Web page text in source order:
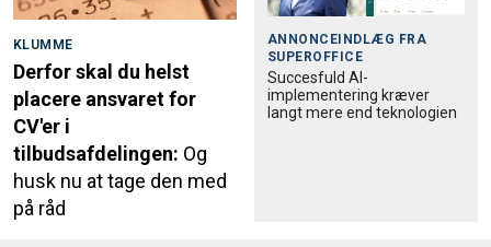
KLUMME
Derfor skal du helst
placere ansvaret for
CV'er i
tilbudsafdelingen: Og
husk nu at tage den med
på råd
ANNONCEINDLÆG FRA
SUPEROFFICE
Succesfuld AI-
implementering kræver
langt mere end teknologien